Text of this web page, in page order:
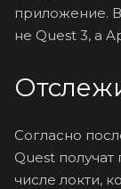
приложение.
не Quest 3, а
Согласно
Quest
числе локти,